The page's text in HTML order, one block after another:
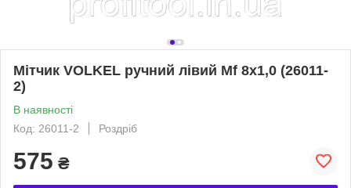
Мітчик VOLKEL ручний лівий Мf 8х1,0 (26011-
2)
В наявності
Код: 26011-2
Роздріб
575 ₴